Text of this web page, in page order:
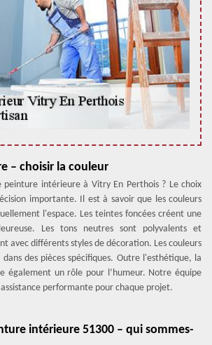
– choisir la couleur
peinture intérieure à Vitry En Perthois ? Le choix
importante. Il est à savoir que les couleurs
l'espace. Les teintes foncées créent une
Les tons neutres sont polyvalents et
avec différents styles de décoration. Les couleurs
des pièces spécifiques. Outre l'esthétique, la
également un rôle pour l’humeur. Notre équipe
performante pour chaque projet.
intérieure 51300 – qui sommes-